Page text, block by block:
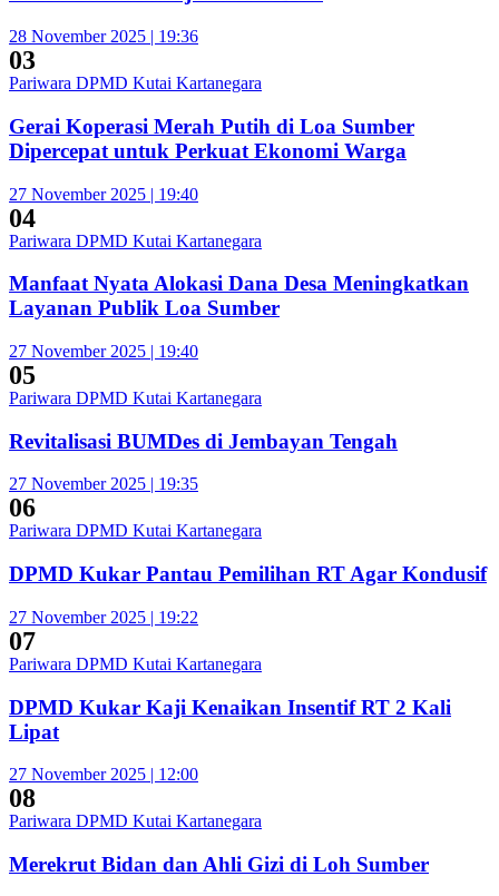
28 November 2025 | 19:36
03
Pariwara DPMD Kutai Kartanegara
Gerai Koperasi Merah Putih di Loa Sumber
Dipercepat untuk Perkuat Ekonomi Warga
27 November 2025 | 19:40
04
Pariwara DPMD Kutai Kartanegara
Manfaat Nyata Alokasi Dana Desa Meningkatkan
Layanan Publik Loa Sumber
27 November 2025 | 19:40
05
Pariwara DPMD Kutai Kartanegara
Revitalisasi BUMDes di Jembayan Tengah
27 November 2025 | 19:35
06
Pariwara DPMD Kutai Kartanegara
DPMD Kukar Pantau Pemilihan RT Agar Kondusif
27 November 2025 | 19:22
07
Pariwara DPMD Kutai Kartanegara
DPMD Kukar Kaji Kenaikan Insentif RT 2 Kali
Lipat
27 November 2025 | 12:00
08
Pariwara DPMD Kutai Kartanegara
Merekrut Bidan dan Ahli Gizi di Loh Sumber